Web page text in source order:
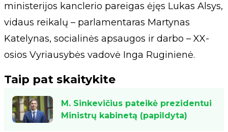
ministerijos kanclerio pareigas ėjęs Lukas Alsys,
vidaus reikalų – parlamentaras Martynas
Katelynas, socialinės apsaugos ir darbo – XX-
osios Vyriausybės vadovė Inga Ruginienė.
Taip pat skaitykite
M. Sinkevičius pateikė prezidentui
Ministrų kabinetą (papildyta)